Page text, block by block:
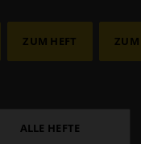
ZUM HEFT ZUM
ALLE HEFTE